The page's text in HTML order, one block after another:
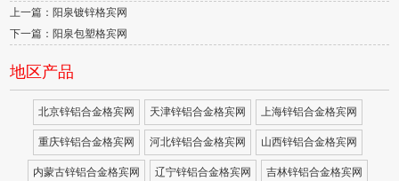
上一篇：阳泉镀锌格宾网
下一篇：阳泉包塑格宾网
地区产品
北京锌铝合金格宾网 天津锌铝合金格宾网 上海锌铝合金格宾网
重庆锌铝合金格宾网 河北锌铝合金格宾网 山西锌铝合金格宾网
内蒙古锌铝合金格宾网 辽宁锌铝合金格宾网 吉林锌铝合金格宾网